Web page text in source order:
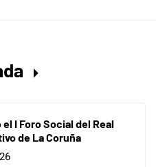
I Foro Social del Real
de La Coruña